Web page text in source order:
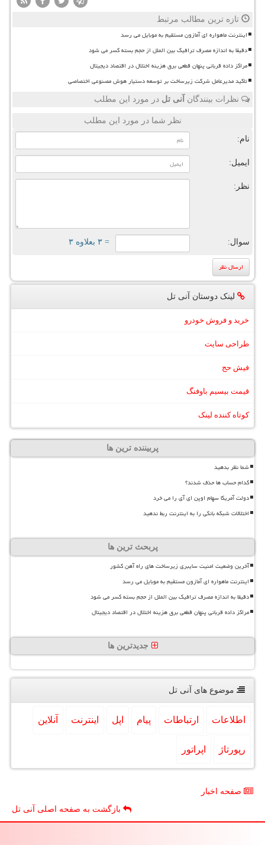
تازه ترین مطالب مرتبط
اینترنت ماهواره ای آمازون مستقیم به موبایل می رسد
دقیقا به اندازه مصرف ترافیک بین الملل از حجم بسته کسر می شود
مراکز داده قربانی پنهان قطعی برق هزینه اختلال در اقتصاد دیجیتال
تاکید مدیرعامل شرکت زیرساخت بر توسعه دستیار هوش مصنوعی اختصاصی
نظرات بینندگان آنی تل در مورد این مطلب
نظر شما در مورد این مطلب
نام:
ایمیل:
نظر:
سوال: = ۳ بعلاوه ۳
لینک دوستان آنی تل
خرید و فروش خودرو
طراحی سایت
فیش حج
قیمت بیسیم باوفنگ
کوتاه کننده لینک
پربیننده ترین ها
شما نظر بدهید
کدام حساب ها حذف شدند؟
دولت آمریکا سهام اوپن ای آی را می خرد
اختلالات شبکه بانکی را به اینترنت ربط ندهید
پربحث ترین ها
آخرین وضعیت امنیت سایبری زیرساخت های راه آهن کشور
اینترنت ماهواره ای آمازون مستقیم به موبایل می رسد
دقیقا به اندازه مصرف ترافیک بین الملل از حجم بسته کسر می شود
مراکز داده قربانی پنهان قطعی برق هزینه اختلال در اقتصاد دیجیتال
جدیدترین ها
موضوع های آنی تل
اطلاعات ارتباطات پیام اپل اینترنت آنلاین
رپورتاژ اپراتور
صفحه اخبار
بازگشت به صفحه اصلی آنی تل